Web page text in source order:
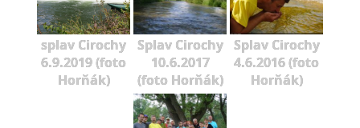
splav Cirochy
6.9.2019 (foto
Horňák)
Splav Cirochy
10.6.2017
(foto Horňák)
Splav Cirochy
4.6.2016 (foto
Horňák)